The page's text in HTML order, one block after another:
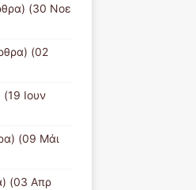
(30 Νοε
(02
Ιουν
(09 Μάι
(03 Απρ